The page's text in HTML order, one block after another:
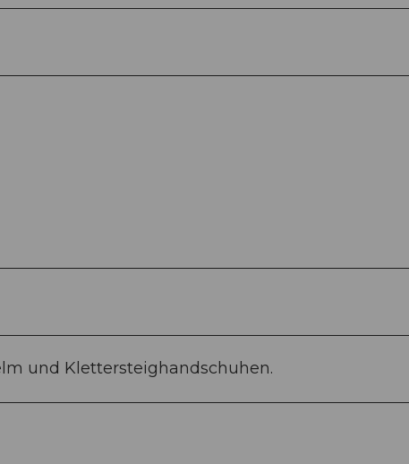
und Klettersteighandschuhen.